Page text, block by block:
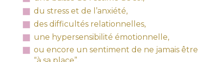
du stress et de l’anxiété,
des difficultés relationnelles,
une hypersensibilité émotionnelle,
ou encore un sentiment de ne jamais être